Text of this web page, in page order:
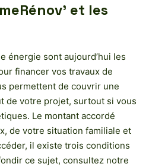
et les
énergie sont aujourd’hui les
financer vos travaux de
permettent de couvrir une
de votre projet, surtout si vous
Le montant accordé
de votre situation familiale et
il existe trois conditions
ce sujet, consultez notre